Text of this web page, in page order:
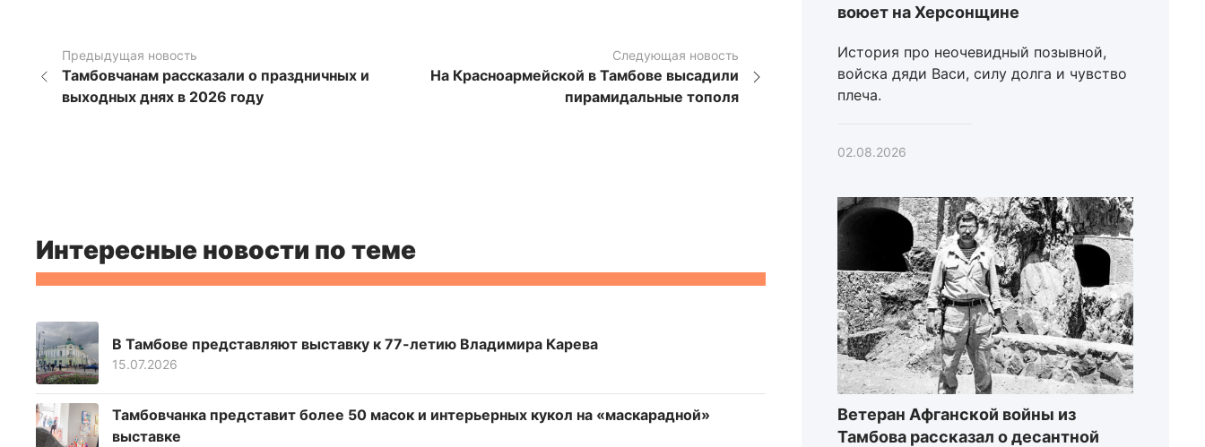
Предыдущая новость
Тамбовчанам рассказали о праздничных и
выходных днях в 2026 году
Следующая новость
На Красноармейской в Тамбове высадили
пирамидальные тополя
Интересные новости по теме
В Тамбове представляют выставку к 77-летию Владимира Карева
15.07.2026
Тамбовчанка представит более 50 масок и интерьерных кукол на «маскарадной»
выставке
воюет на Херсонщине
История про неочевидный позывной,
войска дяди Васи, силу долга и чувство
плеча.
02.08.2026
Ветеран Афганской войны из
Тамбова рассказал о десантной